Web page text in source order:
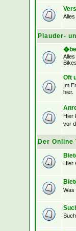
Plauder-
Oft
Im
hier.
Hier
vor
Der
Hier
Was